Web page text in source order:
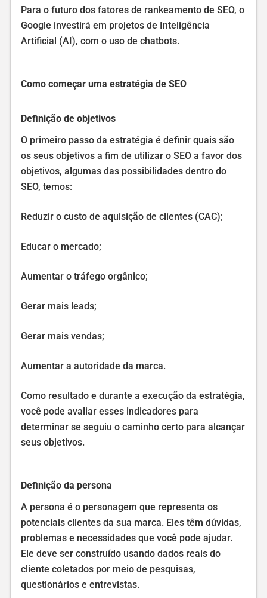
Para o futuro dos fatores de rankeamento de SEO, o
Google investirá em projetos de Inteligência
Artificial (AI), com o uso de chatbots.
Como começar uma estratégia de SEO
Definição de objetivos
O primeiro passo da estratégia é definir quais são
os seus objetivos a fim de utilizar o SEO a favor dos
objetivos, algumas das possibilidades dentro do
SEO, temos:
Reduzir o custo de aquisição de clientes (CAC);
Educar o mercado;
Aumentar o tráfego orgânico;
Gerar mais leads;
Gerar mais vendas;
Aumentar a autoridade da marca.
Como resultado e durante a execução da estratégia,
você pode avaliar esses indicadores para
determinar se seguiu o caminho certo para alcançar
seus objetivos.
Definição da persona
A persona é o personagem que representa os
potenciais clientes da sua marca. Eles têm dúvidas,
problemas e necessidades que você pode ajudar.
Ele deve ser construído usando dados reais do
cliente coletados por meio de pesquisas,
questionários e entrevistas.